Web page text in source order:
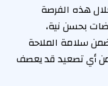
هذه الفرصة
بحسن نية،
سلامة الملاحة
أي تصعيد قد يعصف